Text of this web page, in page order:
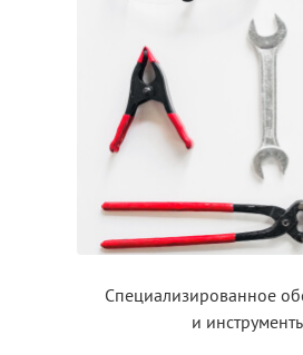
Специализированное
и